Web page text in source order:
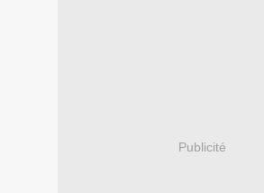
Publicité